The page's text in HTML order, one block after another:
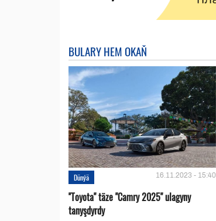
BULARY HEM OKAŇ
Dünýä 16.11.2023 - 15:40
''Toyota" täze "Camry 2025" ulagyny
tanyşdyrdy